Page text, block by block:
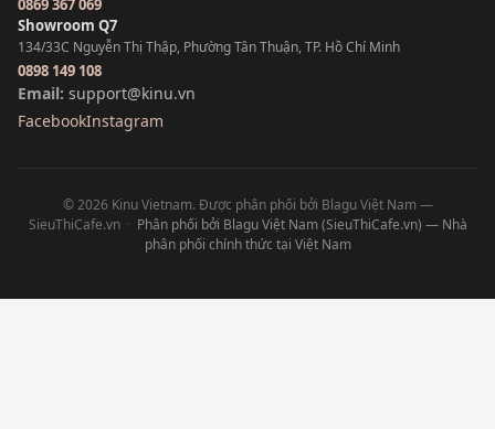
0869 367 069
Showroom Q7
134/33C Nguyễn Thị Thập, Phường Tân Thuận, TP. Hồ Chí Minh
0898 149 108
Email: support@kinu.vn
FacebookInstagram
© 2026 Kinu Vietnam. Được phân phối bởi Blagu Việt Nam —
SieuThiCafe.vn · Phân phối bởi Blagu Việt Nam (SieuThiCafe.vn) — Nhà
phân phối chính thức tại Việt Nam